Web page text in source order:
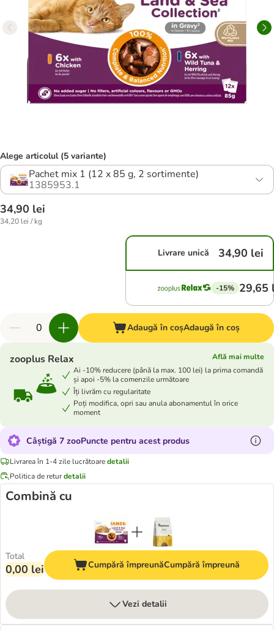
Alege articolul (5 variante)
Pachet mix 1 (12 x 85 g, 2 sortimente)
1385953.1
34,90 lei
34,20 lei / kg
Livrare unică 34,90 lei
-15% 29,65
Adaugă în coșAdaugă în coș
zooplus Relax
Află mai multe
Ai -10% reducere (până la max. 100 lei) la prima comandă
și apoi -5% la comenzile următoare
Îți livrăm cu regularitate
Poți modifica, opri sau anula abonamentul în orice
moment
Câștigă 7 zooPuncte pentru acest produs
Livrarea în 1-4 zile lucrătoaredetalii
Politica de returdetalii
Combină cu
Total
0,00 lei Cumpără împreunăCumpără împreună
Vezi detalii